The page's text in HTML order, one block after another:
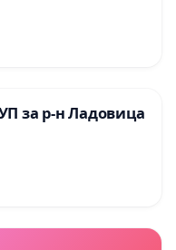
за р-н Ладовица